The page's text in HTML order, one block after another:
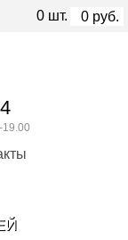
19.00
0 шт. 0 руб.